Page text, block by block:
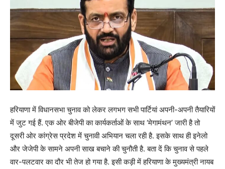
हरियाणा में विधानसभा चुनाव को लेकर लगभग सभी पार्टियां अपनी-अपनी तैयारियों
में जुट गई हैं. एक ओर बीजेपी का कार्यकर्ताओं के साथ ‘मेगामंथन’ जारी है तो
दूसरी ओर कांग्रेस प्रदेश में चुनावी अभियान चला रही है. इसके साथ ही इनेलो
और जेजेपी के सामने अपनी साख बचाने की चुनौती है. बता दें कि चुनाव से पहले
वार-पलटवार का दौर भी तेज हो गया है. इसी कड़ी में हरियाणा के मुख्यमंत्री नायब